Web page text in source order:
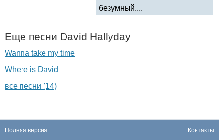
безумный....
Еще песни David Hallyday
Wanna take my time
Where is David
все песни (14)
Контакты
Полная версия